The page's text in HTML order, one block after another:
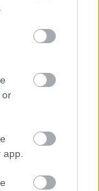
or
HANEM